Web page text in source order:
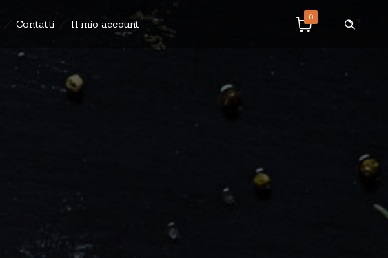
0
Contatti Il mio account